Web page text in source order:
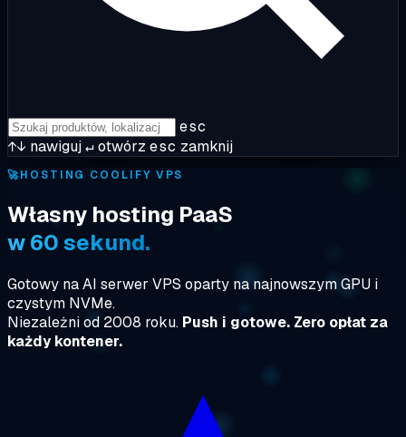
esc
↑↓ nawiguj↵otwórz esc zamknij
🚀HOSTING COOLIFY VPS
Własny hosting PaaS
w 60 sekund.
Gotowy na AI serwer VPS oparty na najnowszym GPU i
czystym NVMe.
Niezależni od 2008 roku. Push i gotowe. Zero opłat za
każdy kontener.